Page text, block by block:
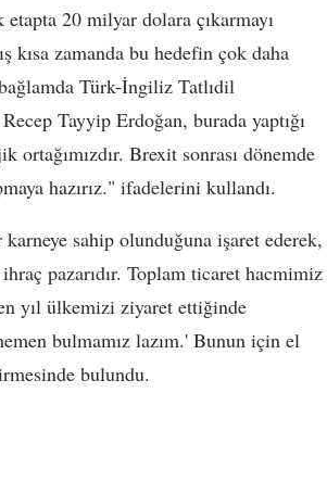
20 milyar dolara çıkarmayı
kısa zamanda bu hedefin çok daha
Türk-İngiliz Tatlıdil
Tayyip Erdoğan, burada yaptığı
Brexit sonrası dönemde
hazırız." ifadelerini kullandı.
sahip olunduğuna işaret ederek,
pazarıdır. Toplam ticaret hacmimiz
yıl ülkemizi ziyaret ettiğinde
bulmamız lazım.' Bunun için el
bulundu.